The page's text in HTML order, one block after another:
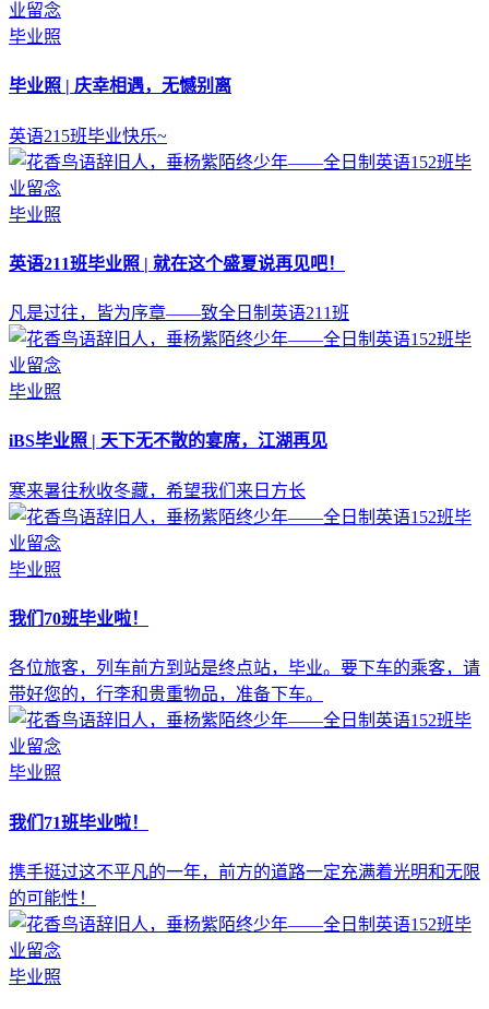
毕业照
毕业照 | 庆幸相遇，无憾别离
英语215班毕业快乐~
毕业照
英语211班毕业照 | 就在这个盛夏说再见吧！
凡是过往，皆为序章——致全日制英语211班
毕业照
iBS毕业照 | 天下无不散的宴席，江湖再见
寒来暑往秋收冬藏，希望我们来日方长
毕业照
我们70班毕业啦！
各位旅客，列车前方到站是终点站，毕业。要下车的乘客，请
带好您的，行李和贵重物品，准备下车。
毕业照
我们71班毕业啦！
携手挺过这不平凡的一年，前方的道路一定充满着光明和无限
的可能性！
毕业照